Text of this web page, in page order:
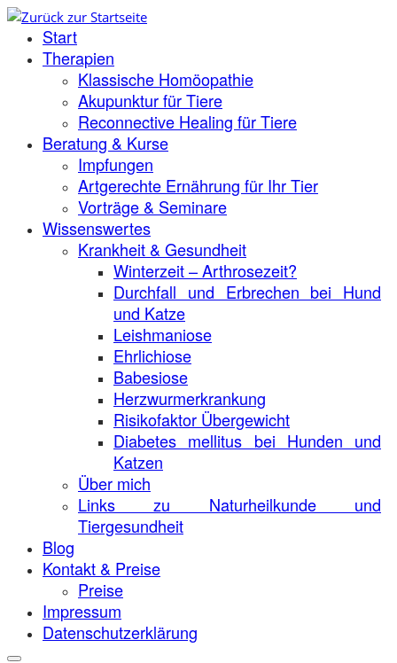
Zum
Inhalt
springen
Start
Therapien
Klassische Homöopathie
Akupunktur für Tiere
Reconnective Healing für Tiere
Beratung & Kurse
Impfungen
Artgerechte Ernährung für Ihr Tier
Vorträge & Seminare
Wissenswertes
Krankheit & Gesundheit
Winterzeit – Arthrosezeit?
Durchfall und Erbrechen bei Hund
und Katze
Leishmaniose
Ehrlichiose
Babesiose
Herzwurmerkrankung
Risikofaktor Übergewicht
Diabetes mellitus bei Hunden und
Katzen
Über mich
Links zu Naturheilkunde und
Tiergesundheit
Blog
Kontakt & Preise
Preise
Impressum
Datenschutzerklärung